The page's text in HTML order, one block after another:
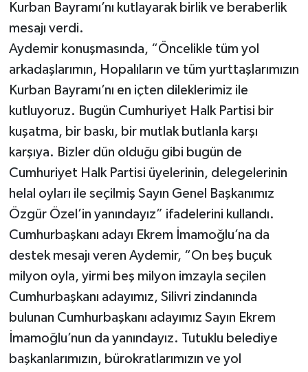
Kurban Bayramı’nı kutlayarak birlik ve beraberlik
mesajı verdi.
Aydemir konuşmasında, “Öncelikle tüm yol
arkadaşlarımın, Hopalıların ve tüm yurttaşlarımızın
Kurban Bayramı’nı en içten dileklerimiz ile
kutluyoruz. Bugün Cumhuriyet Halk Partisi bir
kuşatma, bir baskı, bir mutlak butlanla karşı
karşıya. Bizler dün olduğu gibi bugün de
Cumhuriyet Halk Partisi üyelerinin, delegelerinin
helal oyları ile seçilmiş Sayın Genel Başkanımız
Özgür Özel’in yanındayız” ifadelerini kullandı.
Cumhurbaşkanı adayı Ekrem İmamoğlu’na da
destek mesajı veren Aydemir, “On beş buçuk
milyon oyla, yirmi beş milyon imzayla seçilen
Cumhurbaşkanı adayımız, Silivri zindanında
bulunan Cumhurbaşkanı adayımız Sayın Ekrem
İmamoğlu’nun da yanındayız. Tutuklu belediye
başkanlarımızın, bürokratlarımızın ve yol